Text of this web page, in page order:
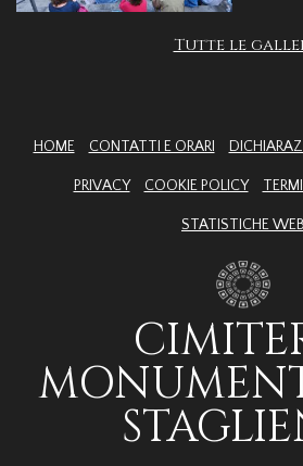
Tutte le
HOME CONTATTI E ORARI
PRIVACY COOKIE POLICY
STATISTICHE WEB